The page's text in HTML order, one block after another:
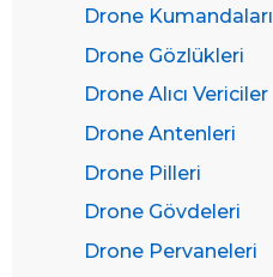
Drone Kumandaları
Drone Gözlükleri
Drone Alıcı Vericiler
Drone Antenleri
Drone Pilleri
Drone Gövdeleri
Drone Pervaneleri